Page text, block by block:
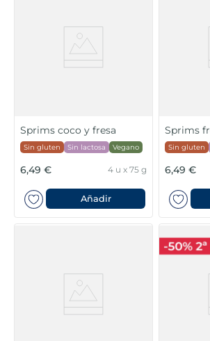
Sprims coco y fresa
Sin gluten Sin lactosa Vegano
6,49 € 4 u x 75 g
Añadir
Sprims
Sin gluten
6,49 €